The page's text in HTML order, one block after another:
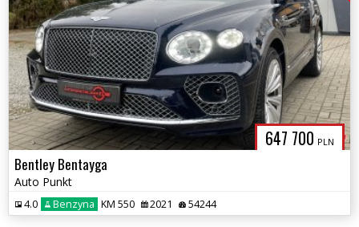
647 700 PLN
Bentley Bentayga
Auto Punkt
4.0 Benzyna KM 550 2021 54244